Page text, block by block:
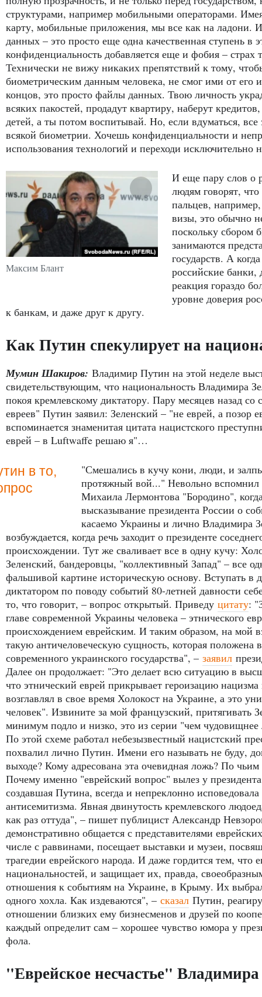
структурами, например мобильными операторами.
карту, мобильные приложения, мы все как на ладони.
данных – это просто еще одна качественная ступень в
конфиденциальность добавляется еще и фобия – страх
Технически не вижу никаких препятствий к тому,
биометрическим данным человека, не смог ими от его
концов, это просто файлы данных. Твою личность
всяких пакостей, продадут квартиру, наберут
детей, а ты потом воспитывай. Но, если вдуматься,
всякой биометрии. Хочешь конфиденциальности и
использования технологий и переходи исключительно
Максим Блант
И еще пару слов о
людям говорят,
пальцев,
визы, это обычно
поскольку сбором
занимаются
государств. А
российские
реакция гораздо
уровне доверия
к банкам, и даже друг к другу.
Как Путин спекулирует на
Мумин Шакиров: Владимир Путин на этой неделе
свидетельствующим, что национальность Владимира
покоя кремлевскому диктатору. Пару месяцев назад
евреев" Путин заявил: Зеленский – "не еврей, а позор
вспоминается знаменитая цитата нацистского
еврей – в Luftwaffe решаю я"…
в то,
"Смешались в кучу кони, люди, и
протяжный вой..." Невольно вспомнил
Михаила Лермонтова "Бородино",
высказывание президента России о
касаемо Украины и лично Владимира
возбуждается, когда речь заходит о президенте
происхождении. Тут же сваливает все в одну кучу:
Зеленский, бандеровцы, "коллективный Запад" – все
фальшивой картине историческую основу. Вступать в
диктатором по поводу событий 80-летней давности
то, что говорит, – вопрос открытый. Приведу цитату:
главе современной Украины человека – этнического
происхождением еврейским. И таким образом, на мой
такую античеловеческую сущность, которая положена
современного украинского государства", – заявил
Далее он продолжает: "Это делает всю ситуацию в
что этнический еврей прикрывает героизацию
возглавлял в свое время Холокост на Украине, а это
человек". Извините за мой французский, притягивать
минимум подло и низко, это из серии "чем чудовищнее
По этой схеме работал небезызвестный нацистский
похвалил лично Путин. Имени его называть не буду,
выходе? Кому адресована эта очевидная ложь? По чьим
Почему именно "еврейский вопрос" вылез у
создавшая Путина, всегда и непреклонно
антисемитизма. Явная двинутость кремлевского
как раз оттуда", – пишет публицист Александр
демонстративно общается с представителями
числе с раввинами, посещает выставки и музеи,
трагедии еврейского народа. И даже гордится тем,
национальностей, и защищает их, правда,
отношения к событиям на Украине, в Крыму. Их
одного хохла. Как издеваются", – сказал Путин,
отношении близких ему бизнесменов и друзей по
каждый определит сам – хорошее чувство юмора у
фола.
"Еврейское несчастье"